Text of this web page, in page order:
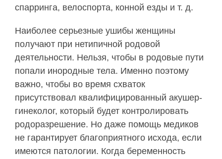
спарринга, велоспорта, конной езды и т. д.
Наиболее серьезные ушибы женщины
получают при нетипичной родовой
деятельности. Нельзя, чтобы в родовые пути
попали инородные тела. Именно поэтому
важно, чтобы во время схваток
присутствовал квалифицированный акушер-
гинеколог, который будет контролировать
родоразрешение. Но даже помощь медиков
не гарантирует благоприятного исхода, если
имеются патологии. Когда беременность